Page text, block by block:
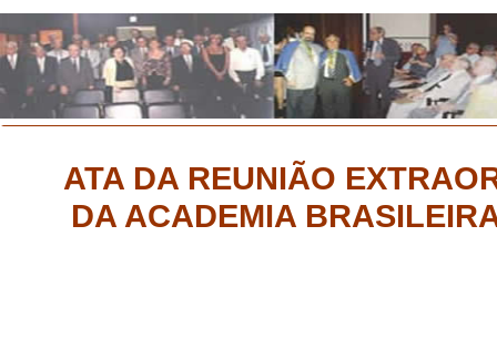
ATA DA REUNIÃO
DA ACADEMIA